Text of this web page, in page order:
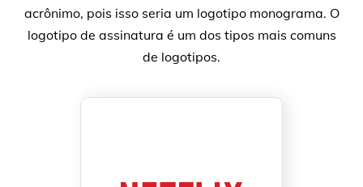
acrônimo, pois isso seria um logotipo monograma. O
logotipo de assinatura é um dos tipos mais comuns
de logotipos.